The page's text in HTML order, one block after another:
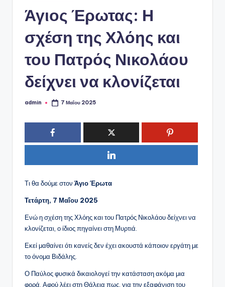
PΆγιος Έρωτας: Η
σχέση της Χλόης και
του Πατρός Νικολάου
δείχνει να κλονίζεται
Συγγραφέας:
admin 7 Μαΐου 2025
Τι θα δούμε στον Άγιο Έρωτα
Τετάρτη, 7 Μαΐου 2025
Ενώ η σχέση της Χλόης και του Πατρός Νικολάου δείχνει να
κλονίζεται, ο ίδιος πηγαίνει στη Μυρτιά.
Εκεί μαθαίνει ότι κανείς δεν έχει ακουστά κάποιον εργάτη με
το όνομα Βιδάλης.
Ο Παύλος φυσικά δικαιολογεί την κατάσταση ακόμα μια
φορά. Αφού λέει στη Θάλεια πως, για την εξαφάνιση του